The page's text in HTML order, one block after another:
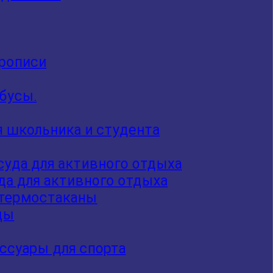
школьника и студента
для активного отдыха
для спорта